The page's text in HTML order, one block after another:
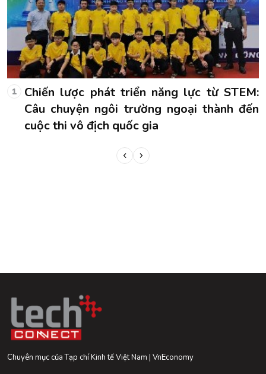
1
Chiến lược phát triển năng lực từ STEM:
Câu chuyện ngôi trường ngoại thành đến
cuộc thi vô địch quốc gia
Chuyên mục của Tạp chí Kinh tế Việt Nam | VnEconomy